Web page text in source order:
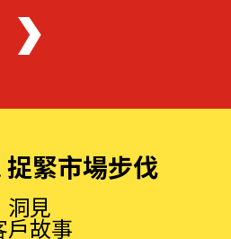
緊市場步伐
洞見
戶故事